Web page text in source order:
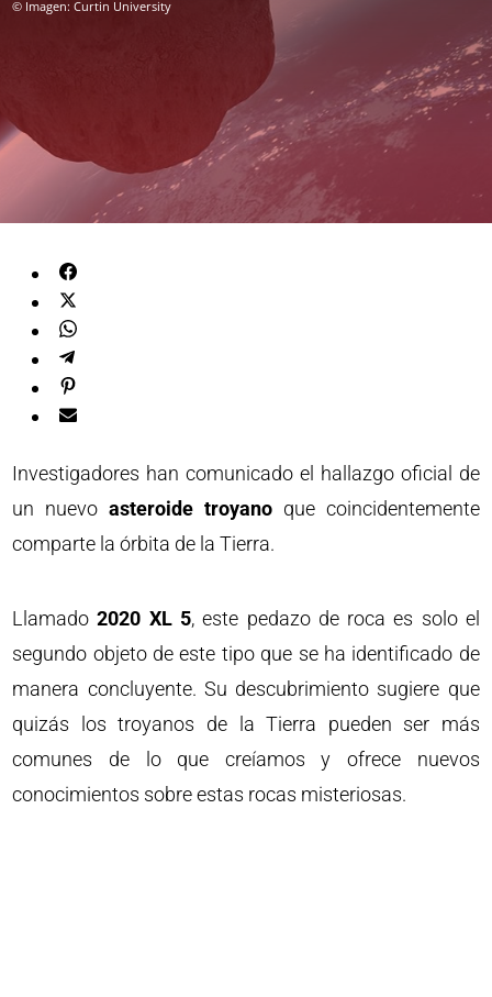
© Imagen: Curtin University
Investigadores han comunicado el hallazgo oficial de
un nuevoasteroide troyanoque coincidentemente
comparte la órbita de la Tierra.
Llamado2020 XL 5, este pedazo de roca es solo el
segundo objeto de este tipo que se ha identificado de
manera concluyente. Su descubrimiento sugiere que
quizás los troyanos de la Tierra pueden ser más
comunes de lo que creíamos y ofrece nuevos
conocimientos sobre estas rocas misteriosas.